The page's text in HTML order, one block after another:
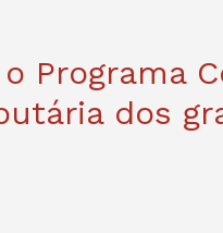
Programa
dos